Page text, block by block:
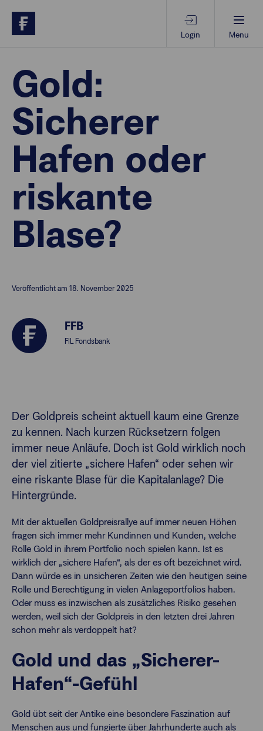
Login Menu
Beratungs-Tools
Anlagethemen
Anlagestrategien
Geschäftserfolg
Ansprechpartner
Anlegende
Newsletter
Gold:
Sicherer
Hafen oder
riskante
Blase?
Veröffentlicht am 18. November 2025
FFB
FIL Fondsbank
Der Goldpreis scheint aktuell kaum eine Grenze
zu kennen. Nach kurzen Rücksetzern folgen
immer neue Anläufe. Doch ist Gold wirklich noch
der viel zitierte „sichere Hafen“ oder sehen wir
eine riskante Blase für die Kapitalanlage? Die
Hintergründe.
Mit der aktuellen Goldpreisrallye auf immer neuen Höhen
fragen sich immer mehr Kundinnen und Kunden, welche
Rolle Gold in ihrem Portfolio noch spielen kann. Ist es
wirklich der „sichere Hafen“, als der es oft bezeichnet wird.
Dann würde es in unsicheren Zeiten wie den heutigen seine
Rolle und Berechtigung in vielen Anlageportfolios haben.
Oder muss es inzwischen als zusätzliches Risiko gesehen
werden, weil sich der Goldpreis in den letzten drei Jahren
schon mehr als verdoppelt hat?
Gold und das „Sicherer-
Hafen“-Gefühl
Gold übt seit der Antike eine besondere Faszination auf
Menschen aus und fungierte über Jahrhunderte auch als